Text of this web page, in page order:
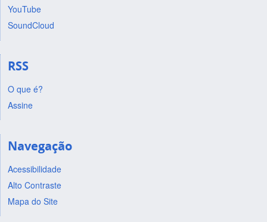
YouTube
SoundCloud
RSS
O que é?
Assine
Navegação
Acessibilidade
Alto Contraste
Mapa do Site